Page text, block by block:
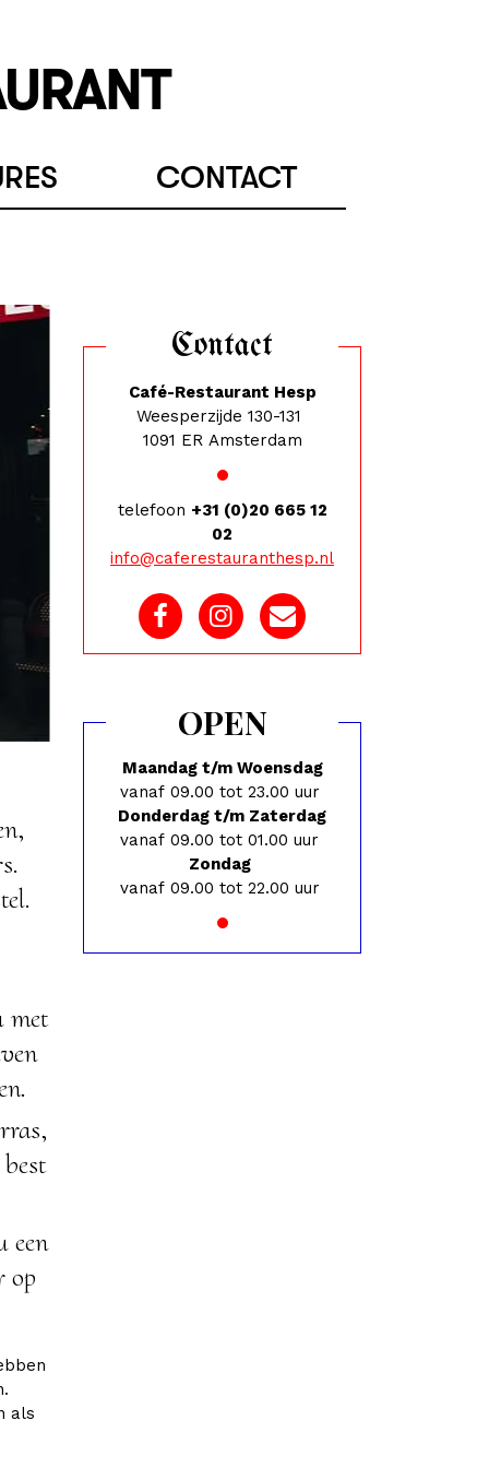
CONTACT
met
een
op
als
Contact
Café-Restaurant Hesp
Weesperzijde 130-131
1091 ER Amsterdam
telefoon +31 (0)20 665 12
02
info@caferestauranthesp.nl
OPEN
Maandag t/m Woensdag
vanaf 09.00 tot 23.00 uur
Donderdag t/m Zaterdag
vanaf 09.00 tot 01.00 uur
Zondag
vanaf 09.00 tot 22.00 uur